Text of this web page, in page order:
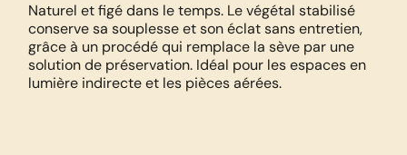
Naturel et figé dans le temps. Le végétal stabilisé
conserve sa souplesse et son éclat sans entretien,
grâce à un procédé qui remplace la sève par une
solution de préservation. Idéal pour les espaces en
lumière indirecte et les pièces aérées.